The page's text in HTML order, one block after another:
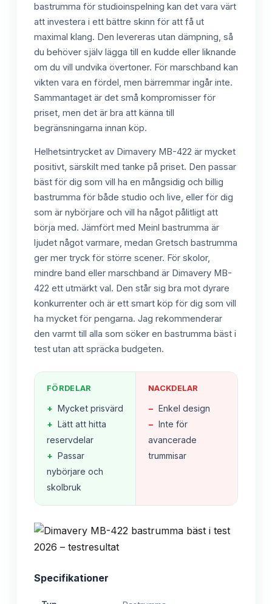
bastrumma för studioinspelning kan det vara värt
att investera i ett bättre skinn för att få ut
maximal klang. Den levereras utan dämpning, så
du behöver själv lägga till en kudde eller liknande
om du vill undvika övertoner. För marschband kan
vikten vara en fördel, men bärremmar ingår inte.
Sammantaget är det små kompromisser för
priset, men det är bra att känna till
begränsningarna innan köp.
Helhetsintrycket av Dimavery MB-422 är mycket
positivt, särskilt med tanke på priset. Den passar
bäst för dig som vill ha en mångsidig och billig
bastrumma för både studio och live, eller för dig
som är nybörjare och vill ha något pålitligt att
börja med. Jämfört med Meinl bastrumma är
ljudet något varmare, medan Gretsch bastrumma
ger mer tryck för större scener. För skolor,
mindre band eller marschband är Dimavery MB-
422 ett utmärkt val. Den står sig bra mot dyrare
konkurrenter och är ett smart köp för dig som vill
ha mycket för pengarna. Jag rekommenderar
den varmt till alla som söker en bastrumma bäst i
test utan att spräcka budgeten.
FÖRDELAR
+ Mycket prisvärd
+ Lätt att hitta
reservdelar
+ Passar
nybörjare och
skolbruk
NACKDELAR
− Enkel design
− Inte för
avancerade
trummisar
Specifikationer